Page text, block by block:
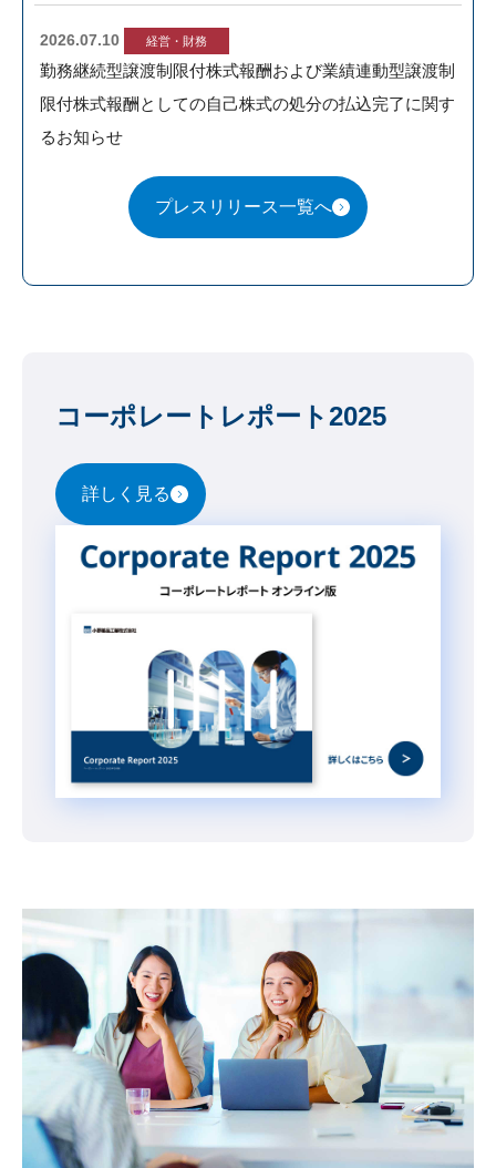
2026.07.10 経営・財務
勤務継続型譲渡制限付株式報酬および業績連動型譲渡制
限付株式報酬としての自己株式の処分の払込完了に関す
るお知らせ
プレスリリース一覧へ
コーポレートレポート2025
詳しく見る